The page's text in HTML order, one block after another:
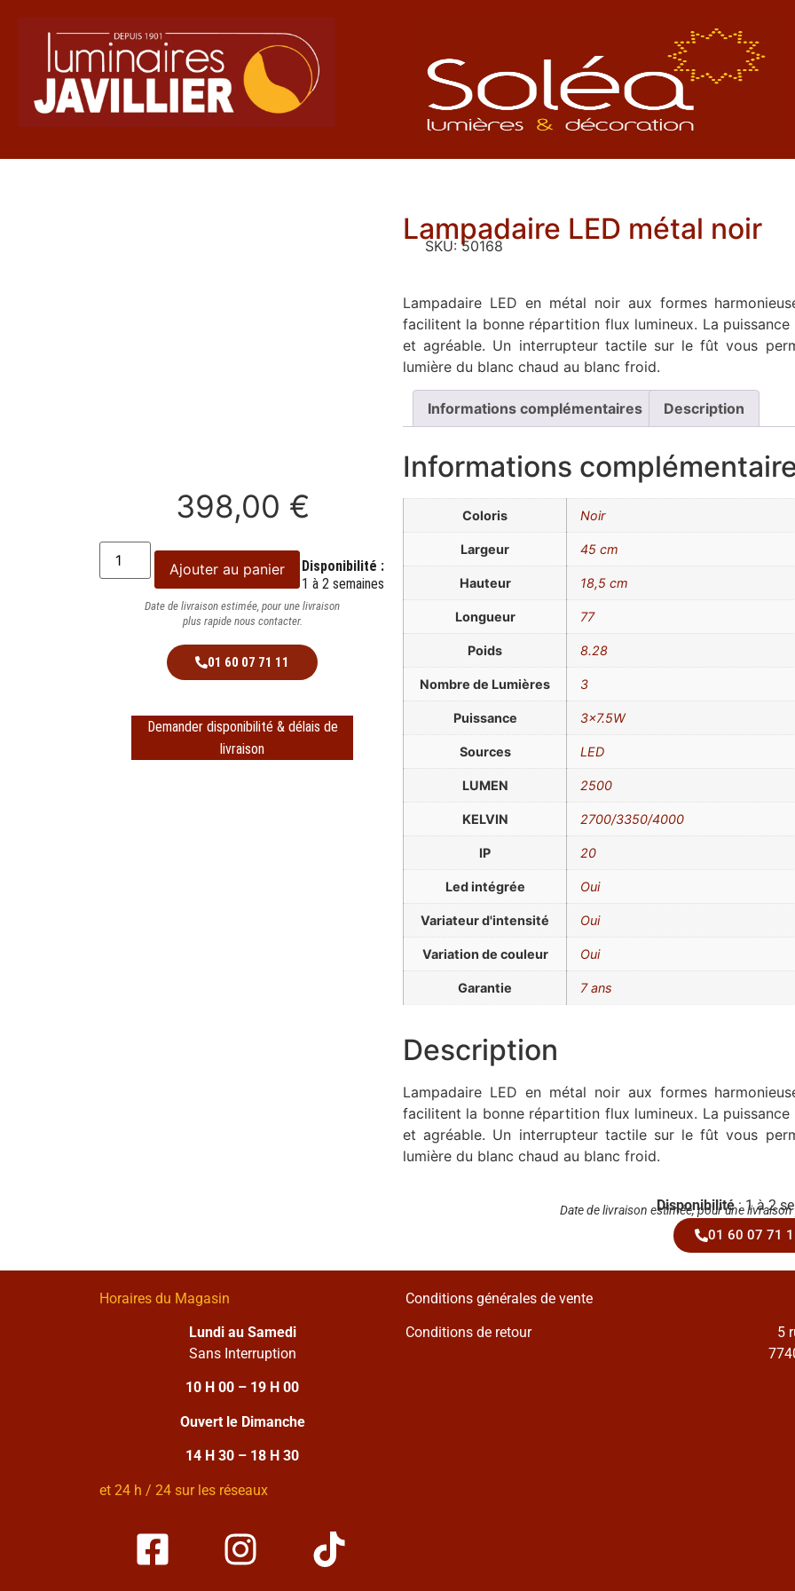
398,00 €
Ajouter au panier
Disponibilité :
1 à 2 semaines
Date de livraison estimée, pour une livraison
plus rapide nous contacter.
01 60 07 71 11
Demander disponibilité & délais de
livraison
Lampadaire LED métal noir
SKU: 50168
Lampadaire LED en métal noir aux formes
facilitent la bonne répartition flux lumineux. La
et agréable. Un interrupteur tactile sur le fût vous
lumière du blanc chaud au blanc froid.
Informations complémentaires Description
Informations
Coloris Noir
Largeur 45 cm
Hauteur 18,5 cm
Longueur 77
Poids 8.28
Nombre de Lumières 3
Puissance 3×7.5W
Sources LED
LUMEN 2500
KELVIN 2700/3350/4000
IP 20
Led intégrée Oui
Variateur d'intensité Oui
Variation de couleur Oui
Garantie 7 ans
Description
Lampadaire LED en métal noir aux formes
facilitent la bonne répartition flux lumineux. La
et agréable. Un interrupteur tactile sur le fût vous
lumière du blanc chaud au blanc froid.
Disponibilité: 1 à 2
Date de livraison estimée, pour une
01 60 07 71
Horaires du Magasin
Lundi au Samedi
Sans Interruption
10 H 00 – 19 H 00
Ouvert le Dimanche
14 H 30 – 18 H 30
et 24 h / 24 sur les réseaux
Conditions générales de vente
Conditions de retour
5